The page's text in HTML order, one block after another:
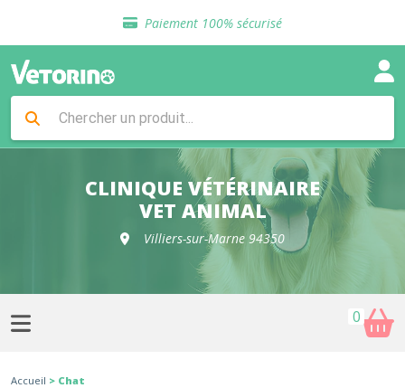
Paiement 100% sécurisé
Livraison gratuite en clinique vétérinaire
Sélection de croquettes vétérinaire
Livraison gratuite en clinique vétérinaire
Retour gratuit en clinique
Sélection de croquettes vétérinaire
CLINIQUE VÉTÉRINAIRE
VET ANIMAL
Villiers-sur-Marne 94350
0
Accueil > Chat